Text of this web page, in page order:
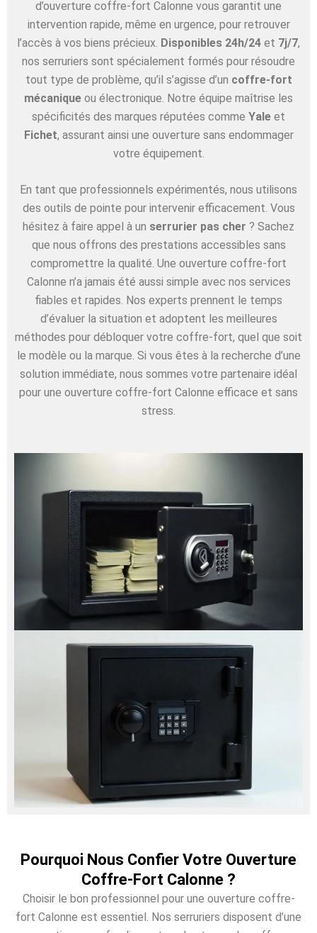
d’ouverture coffre-fort Calonne vous garantit une
intervention rapide, même en urgence, pour retrouver
l’accès à vos biens précieux. Disponibles 24h/24 et 7j/7,
nos serruriers sont spécialement formés pour résoudre
tout type de problème, qu’il s’agisse d’un coffre-fort
mécanique ou électronique. Notre équipe maîtrise les
spécificités des marques réputées comme Yale et
Fichet, assurant ainsi une ouverture sans endommager
votre équipement.
En tant que professionnels expérimentés, nous utilisons
des outils de pointe pour intervenir efficacement. Vous
hésitez à faire appel à un serrurier pas cher ? Sachez
que nous offrons des prestations accessibles sans
compromettre la qualité. Une ouverture coffre-fort
Calonne n’a jamais été aussi simple avec nos services
fiables et rapides. Nos experts prennent le temps
d’évaluer la situation et adoptent les meilleures
méthodes pour débloquer votre coffre-fort, quel que soit
le modèle ou la marque. Si vous êtes à la recherche d’une
solution immédiate, nous sommes votre partenaire idéal
pour une ouverture coffre-fort Calonne efficace et sans
stress.
Pourquoi Nous Confier Votre Ouverture
Coffre-Fort Calonne ?
Choisir le bon professionnel pour une ouverture coffre-
fort Calonne est essentiel. Nos serruriers disposent d’une